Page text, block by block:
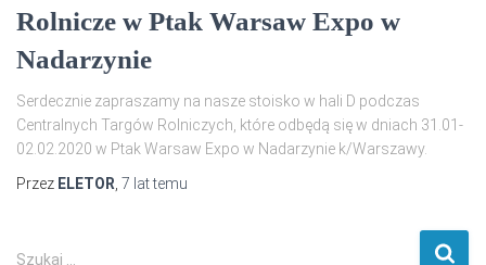
Rolnicze w Ptak Warsaw Expo w
Nadarzynie
Serdecznie zapraszamy na nasze stoisko w hali D podczas
Centralnych Targów Rolniczych, które odbędą się w dniach 31.01-
02.02.2020 w Ptak Warsaw Expo w Nadarzynie k/Warszawy.
Przez ELETOR 7 lattemu
S
Szukaj …